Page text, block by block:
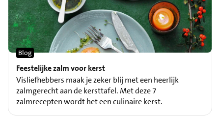
Feestelijke zalm voor kerst
Blog
Visliefhebbers maak je zeker blij met een heerlijk
zalmgerecht aan de kersttafel. Met deze 7
zalmrecepten wordt het een culinaire kerst.